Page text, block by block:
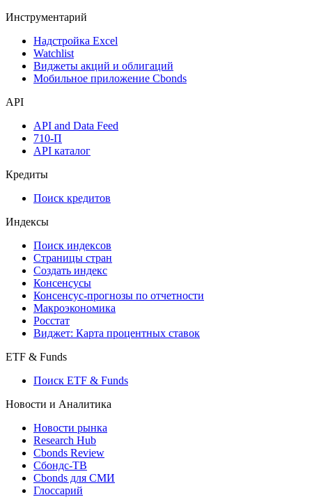
Инструментарий
Надстройка Excel
Watchlist
Виджеты акций и облигаций
Мобильное приложение Cbonds
API
API and Data Feed
710-П
API каталог
Кредиты
Поиск кредитов
Индексы
Поиск индексов
Страницы стран
Создать индекс
Консенсусы
Консенсус-прогнозы по отчетности
Макроэкономика
Росстат
Виджет: Карта процентных ставок
ETF & Funds
Поиск ETF & Funds
Новости и Аналитика
Новости рынка
Research Hub
Cbonds Review
Сбондс-ТВ
Cbonds для СМИ
Глоссарий